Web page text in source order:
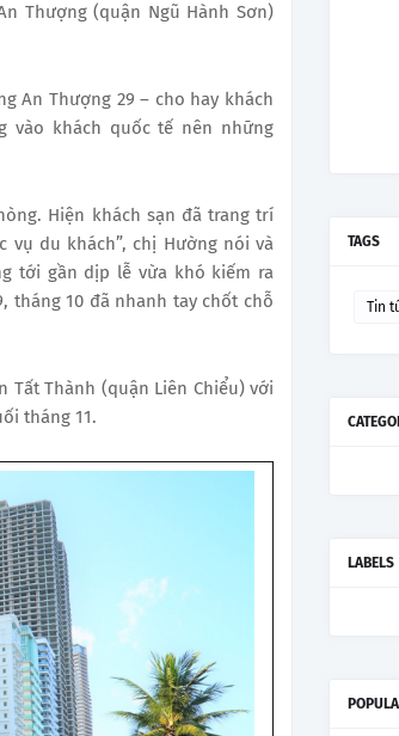
Thượng (quận Ngũ Hành Sơn)
An Thượng 29 – cho hay khách
vào khách quốc tế nên những
Hiện khách sạn đã trang trí
du khách”, chị Hường nói và
tới gần dịp lễ vừa khó kiếm ra
tháng 10 đã nhanh tay chốt chỗ
Tất Thành (quận Liên Chiểu) với
tháng 11.
TAGS
Tin
LABELS